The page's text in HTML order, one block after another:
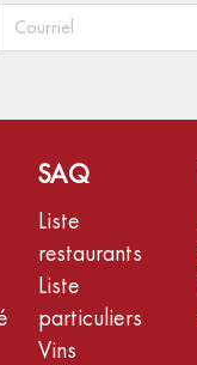
SAQ
Liste
restaurants
Liste
particuliers
Vins